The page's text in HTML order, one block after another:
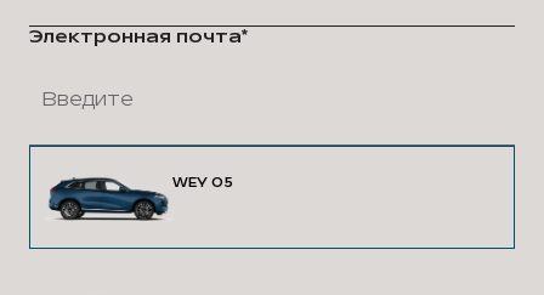
Электронная почта*
WEY 05